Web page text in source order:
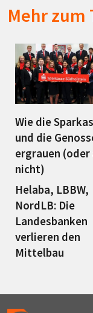
Mehr zum
Wie die
und die
ergrauen (oder
nicht)
Helaba, LBBW,
NordLB: Die
Landesbanken
verlieren den
Mittelbau